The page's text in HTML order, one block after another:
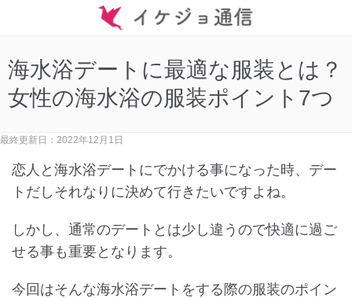
海水浴デートに最適な服装とは？
女性の海水浴の服装ポイント7つ
最終更新日：2022年12月1日
恋人と海水浴デートにでかける事になった時、デー
トだしそれなりに決めて行きたいですよね。
しかし、通常のデートとは少し違うので快適に過ご
せる事も重要となります。
今回はそんな海水浴デートをする際の服装のポイン